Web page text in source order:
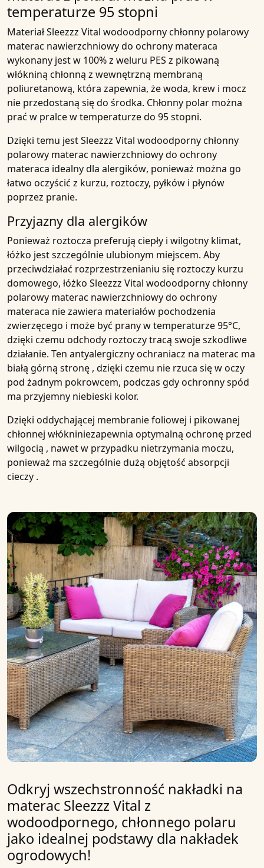
temperaturze 95 stopni
MateriałSleezzz Vital wodoodporny chłonny polarowy
materac nawierzchniowy do ochrony materaca
wykonany jest w 100% z weluru PES z pikowaną
włókniną chłonną z wewnętrzną membraną
poliuretanową, która zapewnia, że woda, krew i mocz
nie przedostaną się do środka. Chłonny polar można
prać w pralce w temperaturze do 95 stopni.
Dzięki temu jestSleezzz Vital wodoodporny chłonny
polarowy materac nawierzchniowy do ochrony
materaca idealny dla alergików, ponieważ można go
łatwo oczyścić z kurzu, roztoczy, pyłków i płynów
poprzez pranie.
Przyjazny dla alergików
Ponieważ roztocza preferują ciepły i wilgotny klimat,
łóżko jest szczególnie ulubionym miejscem. Aby
przeciwdziałać rozprzestrzenianiu się roztoczy kurzu
domowego, łóżko Sleezzz Vital wodoodporny chłonny
polarowy materac nawierzchniowy do ochrony
materaca nie zawiera materiałów pochodzenia
zwierzęcego i może być prany w temperaturze95°C,
dzięki czemu odchody roztoczy tracą swoje szkodliwe
działanie. Ten antyalergiczny ochraniacz na materac ma
białą górną stronę , dzięki czemu nie rzuca się w oczy
pod żadnym pokrowcem, podczas gdyochronny spód
ma przyjemny niebieski kolor.
Dzięki oddychającej membranie foliowej i pikowanej
chłonnej włókniniezapewnia optymalną ochronę przed
wilgocią , nawet w przypadku nietrzymania moczu,
ponieważ ma szczególnie dużą objętość absorpcji
cieczy .
Odkryj wszechstronność nakładki na
materac Sleezzz Vital z
wodoodpornego, chłonnego polaru
jako idealnej podstawy dla nakładek
ogrodowych!